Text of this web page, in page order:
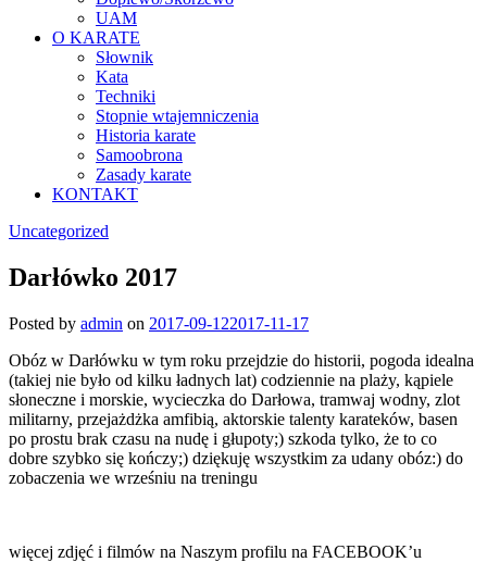
UAM
O KARATE
Słownik
Kata
Techniki
Stopnie wtajemniczenia
Historia karate
Samoobrona
Zasady karate
KONTAKT
Uncategorized
Darłówko 2017
Posted by admin on 2017-09-122017-11-17
Obóz w Darłówku w tym roku przejdzie do historii, pogoda idealna
(takiej nie było od kilku ładnych lat) codziennie na plaży, kąpiele
słoneczne i morskie, wycieczka do Darłowa, tramwaj wodny, zlot
militarny, przejażdżka amfibią, aktorskie talenty karateków, basen
po prostu brak czasu na nudę i głupoty;) szkoda tylko, że to co
dobre szybko się kończy;) dziękuję wszystkim za udany obóz:) do
zobaczenia we wrześniu na treningu
więcej zdjęć i filmów na Naszym profilu na FACEBOOK’u